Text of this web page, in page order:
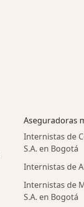
Aseguradoras
Internistas de
S.A. en Bogotá
Internistas de
Internistas de
S.A. en Bogotá